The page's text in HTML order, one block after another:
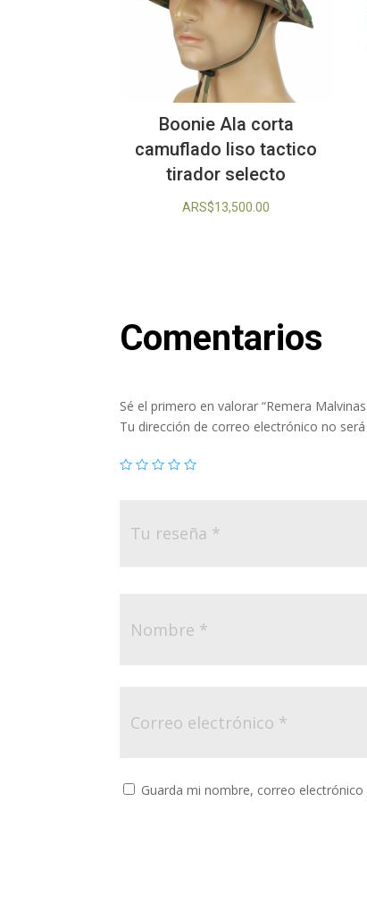
Boonie Ala corta
camuflado liso tactico
tirador selecto
ARS$13,500.00
Comentarios
Sé el primero en valorar “Remera
Tu dirección de correo electrónico no será
Guarda mi nombre, correo